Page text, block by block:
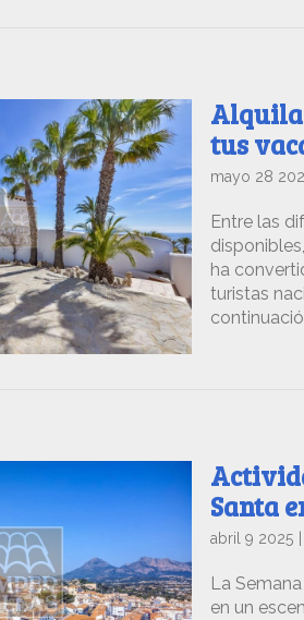
tus
mayo 28
Entre las
ha
turistas
Santa
abril 9 2025
La
en un